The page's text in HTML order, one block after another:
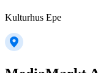
Kulturhus Epe